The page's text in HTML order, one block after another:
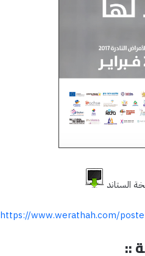
https://www.werathah.com/